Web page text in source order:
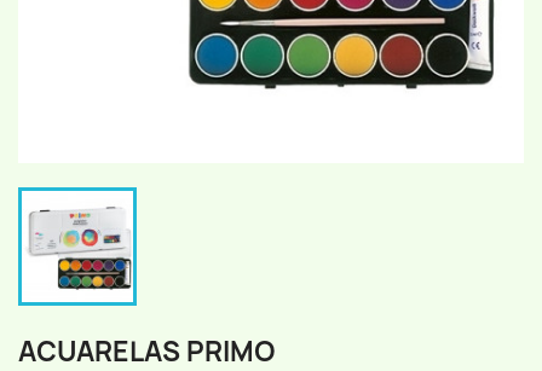
ACUARELAS PRIMO